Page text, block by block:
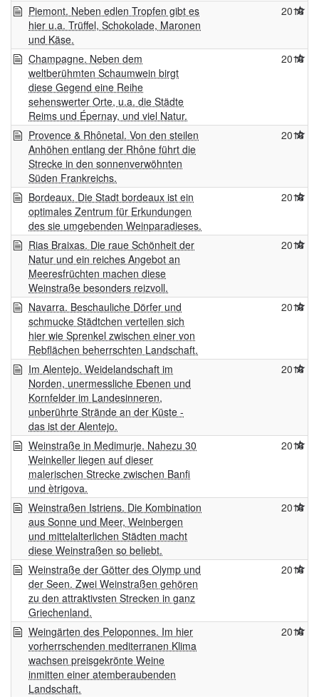
Piemont. Neben edlen Tropfen gibt es
hier u.a. Trüffel, Schokolade, Maronen
und Käse.
2016
Champagne. Neben dem
weltberühmten Schaumwein birgt
diese Gegend eine Reihe
sehenswerter Orte, u.a. die Städte
Reims und Épernay, und viel Natur.
2016
Provence & Rhônetal. Von den steilen
Anhöhen entlang der Rhône führt die
Strecke in den sonnenverwöhnten
Süden Frankreichs.
2016
Bordeaux. Die Stadt bordeaux ist ein
optimales Zentrum für Erkundungen
des sie umgebenden Weinparadieses.
2016
Rias Braixas. Die raue Schönheit der
Natur und ein reiches Angebot an
Meeresfrüchten machen diese
Weinstraße besonders reizvoll.
2016
Navarra. Beschauliche Dörfer und
schmucke Städtchen verteilen sich
hier wie Sprenkel zwischen einer von
Rebflächen beherrschten Landschaft.
2016
Im Alentejo. Weidelandschaft im
Norden, unermessliche Ebenen und
Kornfelder im Landesinneren,
unberührte Strände an der Küste -
das ist der Alentejo.
2016
Weinstraße in Medimurje. Nahezu 30
Weinkeller liegen auf dieser
malerischen Strecke zwischen Banfi
und ètrigova.
2016
Weinstraßen Istriens. Die Kombination
aus Sonne und Meer, Weinbergen
und mittelalterlichen Städten macht
diese Weinstraßen so beliebt.
2016
Weinstraße der Götter des Olymp und
der Seen. Zwei Weinstraßen gehören
zu den attraktivsten Strecken in ganz
Griechenland.
2016
Weingärten des Peloponnes. Im hier
vorherrschenden mediterranen Klima
wachsen preisgekrönte Weine
inmitten einer atemberaubenden
Landschaft.
2016